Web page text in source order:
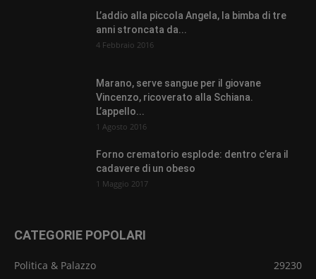
L’addio alla piccola Angela, la bimba di tre
anni stroncata da...
4 Febbraio 2016
Marano, serve sangue per il giovane
Vincenzo, ricoverato alla Schiana.
L’appello...
1 Agosto 2016
Forno crematorio esplode: dentro c’era il
cadavere di un obeso
1 Maggio 2017
CATEGORIE POPOLARI
Politica & Palazzo
29230